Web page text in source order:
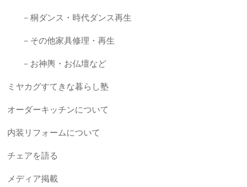
－桐ダンス・時代ダンス再生
－その他家具修理・再生
－お神輿・お仏壇など
ミヤカグすてきな暮らし塾
オーダーキッチンについて
内装リフォームについて
チェアを語る
メディア掲載